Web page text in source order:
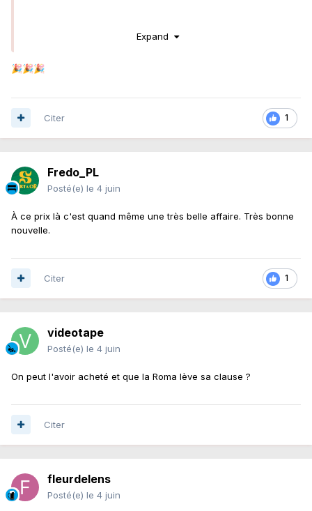
Expand
🎉🎉🎉
1
Citer
Fredo_PL
Posté(e) le 4 juin
À ce prix là c'est quand même une très belle affaire. Très bonne
nouvelle.
1
Citer
videotape
Posté(e) le 4 juin
On peut l'avoir acheté et que la Roma lève sa clause ?
Citer
fleurdelens
Posté(e) le 4 juin